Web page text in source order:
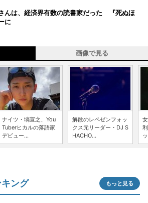
んは、経済界有数の読書家だった 『死ぬほ
に
画像で見る
ナイツ・塙宣之、You
Tuberヒカルの落語家
デビュー...
解散のレペゼンフォッ
クス元リーダー・DJ S
HACHO...
ング もっと見る